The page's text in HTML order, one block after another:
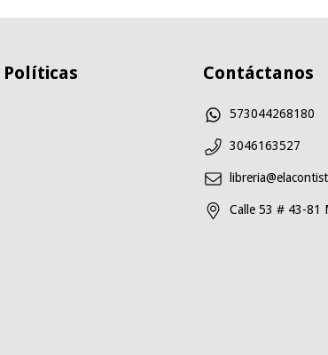
Contáctanos
573044268180
3046163527
Calle 53 # 43-81